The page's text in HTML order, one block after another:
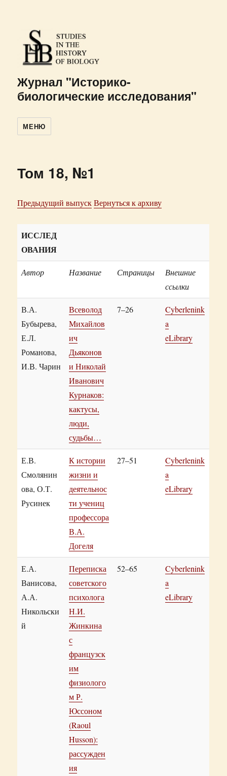
Журнал "Историко-
биологические исследования"
МЕНЮ
Том 18, №1
Предыдущий выпуск Вернуться к архиву
ИССЛЕД
ОВАНИЯ
Автор Название Страницы
Внешние
ссылки
В.А.
Бубырева,
Е.Л.
Романова,
И.В. Чарин
Всеволод
Михайлов
ич
Дьяконов
и Николай
Иванович
Курнаков:
кактусы,
люди,
судьбы…
7–26
Cyberlenink
a
eLibrary
Е.В.
Смолянин
ова, О.Т.
Русинек
К истории
жизни и
деятельнос
ти учениц
профессора
В.А.
Догеля
27–51
Cyberlenink
a
eLibrary
Е.А.
Ванисова,
А.А.
Никольски
й
Переписка
советского
психолога
Н.И.
Жинкина
с
французск
им
физиолого
м Р.
Юссоном
(Raoul
Husson):
рассужден
ия
52–65
Cyberlenink
a
eLibrary